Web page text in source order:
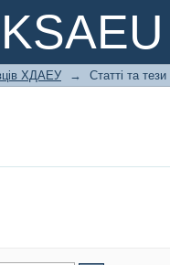
ХДАЕУ → Статті та тези